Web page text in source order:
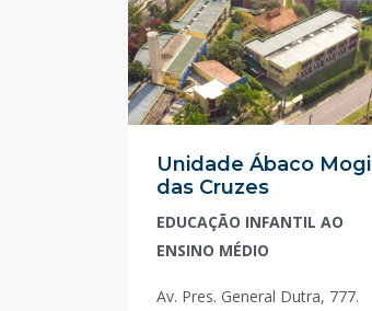
Unidade Ábaco Mogi
das Cruzes
EDUCAÇÃO INFANTIL AO
ENSINO MÉDIO
Av. Pres. General Dutra, 777.